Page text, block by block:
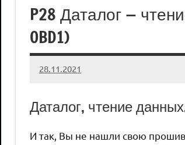
P28 Даталог —
OBD1)
28.11.2021
Crew
Нет
Даталог, чтение
И так, Вы не нашли свою